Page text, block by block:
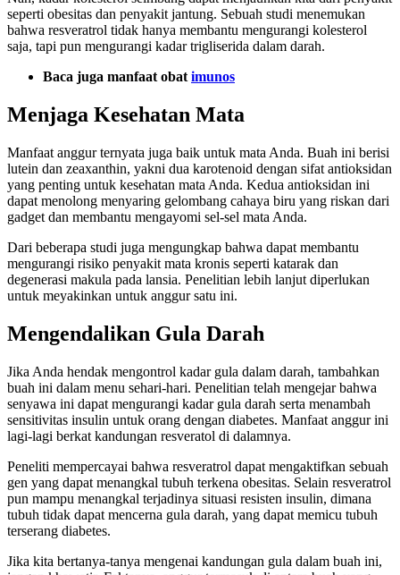
seperti obesitas dan penyakit jantung. Sebuah studi menemukan
bahwa resveratrol tidak hanya membantu mengurangi kolesterol
saja, tapi pun mengurangi kadar trigliserida dalam darah.
Baca juga manfaat obat imunos
Menjaga Kesehatan Mata
Manfaat anggur ternyata juga baik untuk mata Anda. Buah ini berisi
lutein dan zeaxanthin, yakni dua karotenoid dengan sifat antioksidan
yang penting untuk kesehatan mata Anda. Kedua antioksidan ini
dapat menolong menyaring gelombang cahaya biru yang riskan dari
gadget dan membantu mengayomi sel-sel mata Anda.
Dari beberapa studi juga mengungkap bahwa dapat membantu
mengurangi risiko penyakit mata kronis seperti katarak dan
degenerasi makula pada lansia. Penelitian lebih lanjut diperlukan
untuk meyakinkan untuk anggur satu ini.
Mengendalikan Gula Darah
Jika Anda hendak mengontrol kadar gula dalam darah, tambahkan
buah ini dalam menu sehari-hari. Penelitian telah mengejar bahwa
senyawa ini dapat mengurangi kadar gula darah serta menambah
sensitivitas insulin untuk orang dengan diabetes. Manfaat anggur ini
lagi-lagi berkat kandungan resveratol di dalamnya.
Peneliti mempercayai bahwa resveratrol dapat mengaktifkan sebuah
gen yang dapat menangkal tubuh terkena obesitas. Selain resveratrol
pun mampu menangkal terjadinya situasi resisten insulin, dimana
tubuh tidak dapat mencerna gula darah, yang dapat memicu tubuh
terserang diabetes.
Jika kita bertanya-tanya mengenai kandungan gula dalam buah ini,